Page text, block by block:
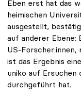
Eben erst hat das
heimischen
ausgestellt,
auf anderer
US-Forscher:innen,
ist das Ergebnis
uniko auf Ersuchen
durchgeführt hat.